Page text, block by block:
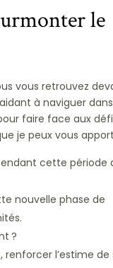
le
vous retrouvez
à naviguer
faire face aux
je peux vous
cette période
nouvelle phase de
?
l’estime de